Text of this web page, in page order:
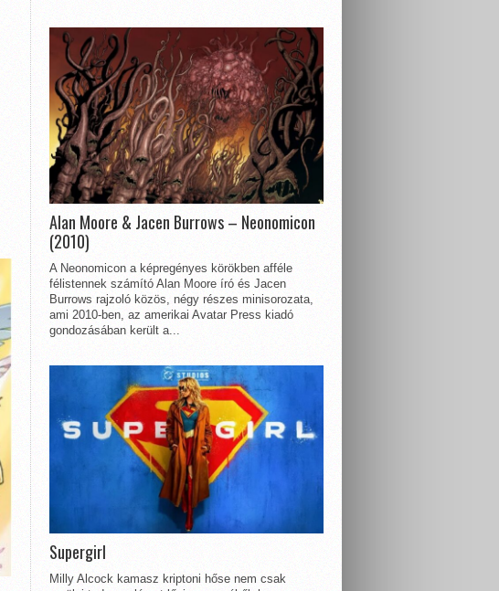
Alan Moore & Jacen Burrows – Neonomicon
(2010)
A Neonomicon a képregényes körökben afféle
félistennek számító Alan Moore író és Jacen
Burrows rajzoló közös, négy részes minisorozata,
ami 2010-ben, az amerikai Avatar Press kiadó
gondozásában került a...
Supergirl
Milly Alcock kamasz kriptoni hőse nem csak